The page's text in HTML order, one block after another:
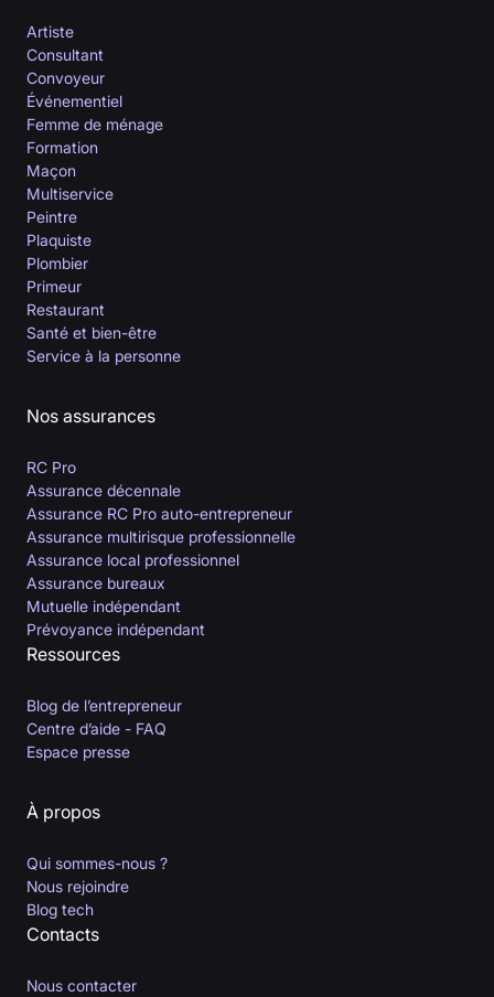
Artiste
Consultant
Convoyeur
Événementiel
Femme de ménage
Formation
Maçon
Multiservice
Peintre
Plaquiste
Plombier
Primeur
Restaurant
Santé et bien-être
Service à la personne
Nos assurances
RC Pro
Assurance décennale
Assurance RC Pro auto-entrepreneur
Assurance multirisque professionnelle
Assurance local professionnel
Assurance bureaux
Mutuelle indépendant
Prévoyance indépendant
Ressources
Blog de l’entrepreneur
Centre d’aide - FAQ
Espace presse
À propos
Qui sommes-nous ?
Nous rejoindre
Blog tech
Contacts
Nous contacter